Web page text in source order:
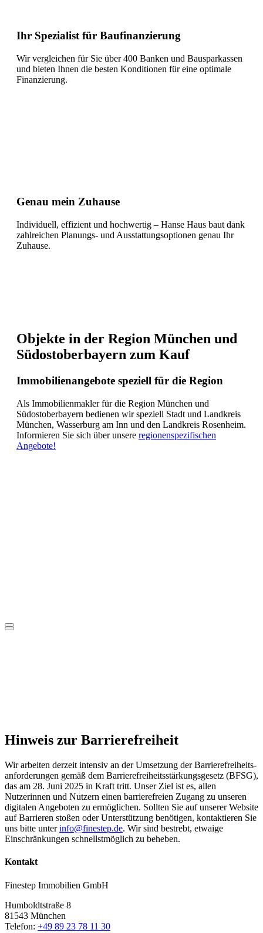
Ihr Spezialist für Baufinanzierung
Wir vergleichen für Sie über 400 Banken und Bausparkassen
und bieten Ihnen die besten Konditionen für eine optimale
Finanzierung.
Genau mein Zuhause
Individuell, effizient und hochwertig – Hanse Haus baut dank
zahlreichen Planungs- und Ausstattungsoptionen genau Ihr
Zuhause.
Objekte in der Region München und
Südostoberbayern zum Kauf
Immobilienangebote speziell für die Region
Als Immobilienmakler für die Region München und
Südostoberbayern bedienen wir speziell Stadt und Landkreis
München, Wasserburg am Inn und den Landkreis Rosenheim.
Informieren Sie sich über unsere regionenspezifischen
Angebote!
Hinweis zur Barrierefreiheit
Wir arbeiten derzeit intensiv an der Umsetzung der Barrierefreiheits­
anforderungen gemäß dem Barrierefreiheitsstärkungsgesetz (BFSG),
das am 28. Juni 2025 in Kraft tritt. Unser Ziel ist es, allen
Nutzerinnen und Nutzern einen barrierefreien Zugang zu unseren
digitalen Angeboten zu ermöglichen. Sollten Sie auf unserer Website
auf Barrieren stoßen oder Unterstützung benötigen, kontaktieren Sie
uns bitte unterinfo@finestep.de. Wir sind bestrebt, etwaige
Einschränkungen schnellstmöglich zu beheben.
Kontakt
Finestep Immobilien GmbH
Humboldtstraße 8
81543 München
Telefon: +49 89 23 78 11 30